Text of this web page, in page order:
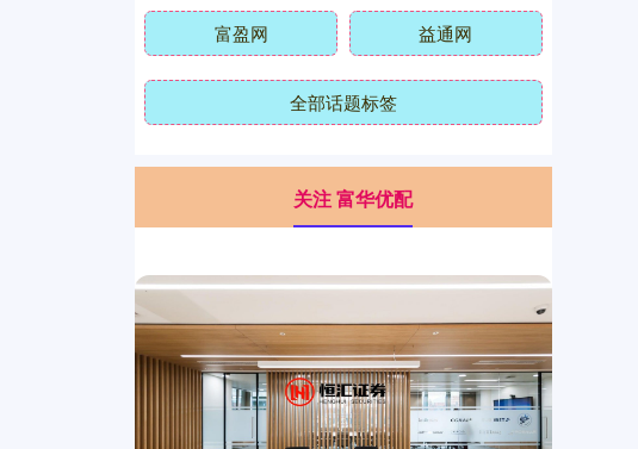
富盈网 益通网
全部话题标签
关注 富华优配